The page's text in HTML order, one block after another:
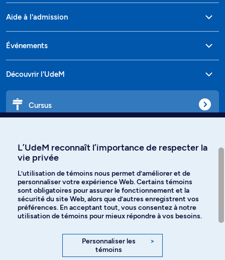
Aide à l'admission
Événements
Découvrir l'UdeM
Cursus
Langues
Facebook Instagram
YouTube
L’UdeM reconnaît l’importance de respecter la
vie privée
L’utilisation de témoins nous permet d’améliorer et de
personnaliser votre expérience Web. Certains témoins
sont obligatoires pour assurer le fonctionnement et la
sécurité du site Web, alors que d’autres enregistrent vos
préférences. En acceptant tout, vous consentez à notre
utilisation de témoins pour mieux répondre à vos besoins.
Personnaliser les
témoins
>